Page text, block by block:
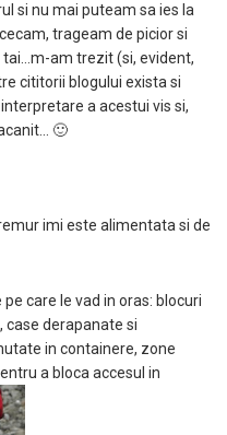
si nu mai puteam sa ies la
trageam de picior si
am trezit (si, evident,
cititorii blogului exista si
a acestui vis si,
🙂
imi este alimentata si de
care le vad in oras: blocuri
derapanate si
in containere, zone
a bloca accesul in